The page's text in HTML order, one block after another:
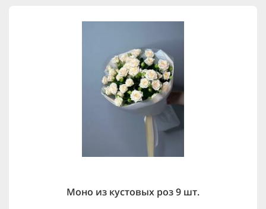
Моно из кустовых роз 9 шт.